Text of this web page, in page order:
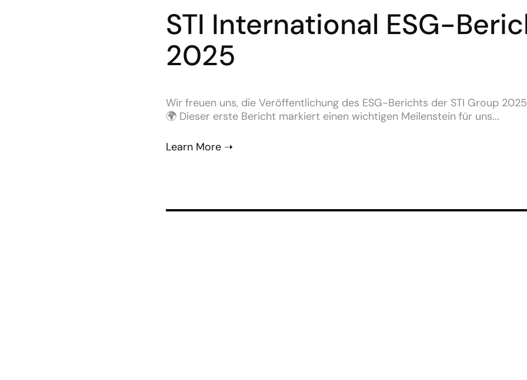
STI International ESG-
2025
Wir freuen uns, die Veröffentlichung des ESG-Berichts der STI Group
🌍 Dieser erste Bericht markiert einen wichtigen Meilenstein für uns...
Learn More ➝